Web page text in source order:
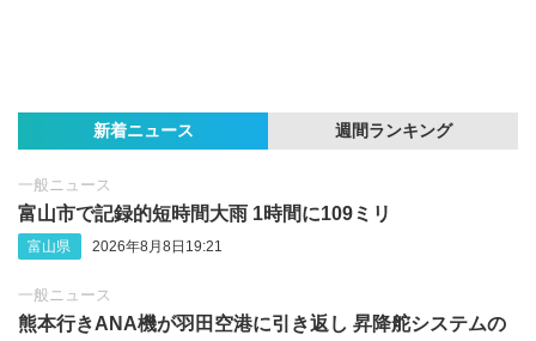
新着ニュース 週間ランキング
一般ニュース
富山市で記録的短時間大雨 1時間に109ミリ
富山県 2026年8月8日19:21
一般ニュース
熊本行きANA機が羽田空港に引き返し 昇降舵システムの